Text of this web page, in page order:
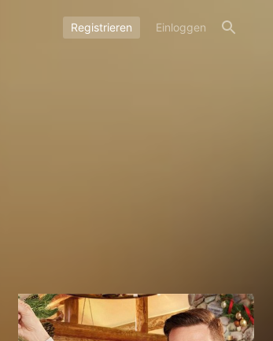
Registrieren Einloggen